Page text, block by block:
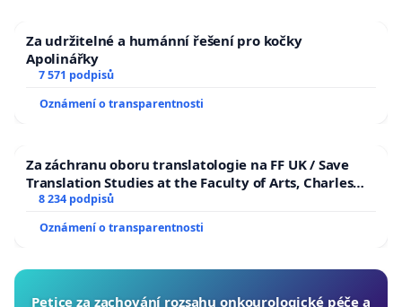
Za udržitelné a humánní řešení pro kočky
Apolinářky
7 571 podpisů
Oznámení o transparentnosti
Za záchranu oboru translatologie na FF UK / Save
Translation Studies at the Faculty of Arts, Charles
University
8 234 podpisů
Oznámení o transparentnosti
Petice za zachování rozsahu onkourologické péče a